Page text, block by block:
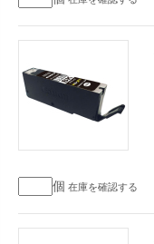
個 在庫を確認する